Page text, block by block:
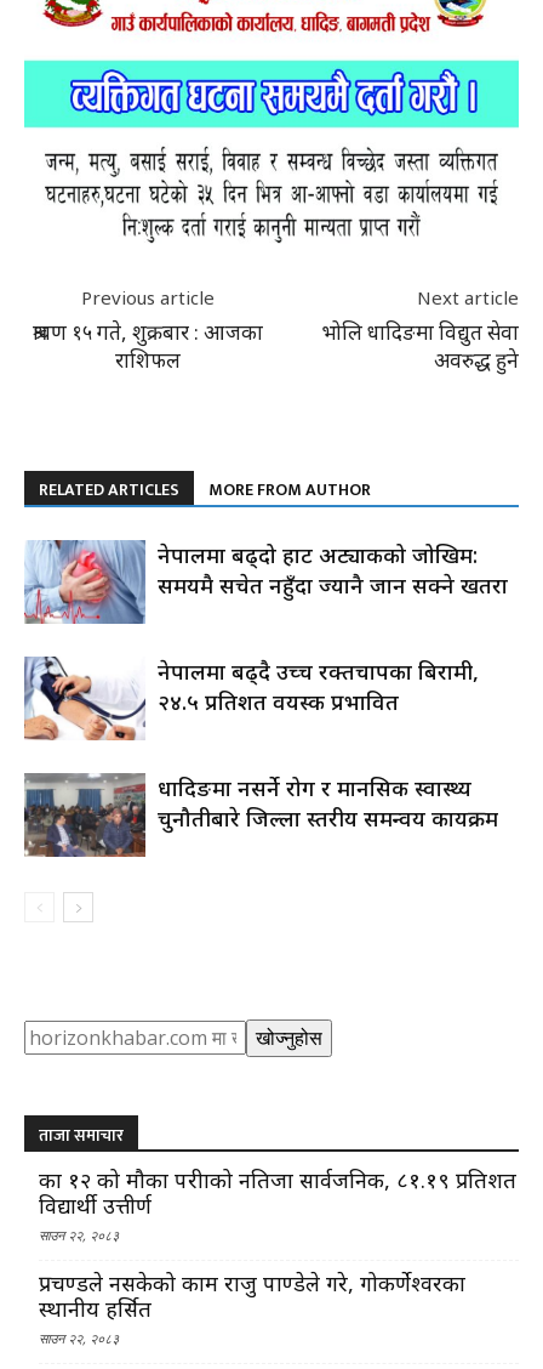
Previous article
श्रावण १५ गते, शुक्रबार : आजका
राशिफल
Next article
भोलि धादिङमा विद्युत सेवा
अवरुद्ध हुने
RELATED ARTICLES MORE FROM AUTHOR
नेपालमा बढ्दो हार्ट अट्याकको जोखिम:
समयमै सचेत नहुँदा ज्यानै जान सक्ने खतरा
नेपालमा बढ्दै उच्च रक्तचापका बिरामी,
२४.५ प्रतिशत वयस्क प्रभावित
धादिङमा नसर्ने रोग र मानसिक स्वास्थ्य
चुनौतीबारे जिल्ला स्तरीय समन्वय कार्यक्रम
Search खोज्नुहोस
ताजा समाचार
कक्षा १२ को मौका परीक्षाको नतिजा सार्वजनिक, ८१.१९ प्रतिशत
विद्यार्थी उत्तीर्ण
साउन २२, २०८३
प्रचण्डले नसकेको काम राजु पाण्डेले गरे, गोकर्णेश्वरका
स्थानीय हर्सित
साउन २२, २०८३